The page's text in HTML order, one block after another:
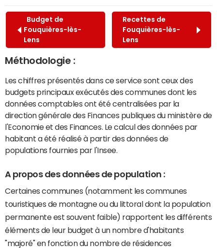
Budget de
Fouquières-lès-
Lens
Recettes de
Fouquières-lès-
Lens
Méthodologie :
Les chiffres présentés dans ce service sont ceux des
budgets principaux exécutés des communes dont les
données comptables ont été centralisées par la
direction générale des Finances publiques du ministère de
l'Economie et des Finances. Le calcul des données par
habitant a été réalisé à partir des données de
populations fournies par l'Insee.
A propos des données de population :
Certaines communes (notamment les communes
touristiques de montagne ou du littoral dont la population
permanente est souvent faible) rapportent les différents
éléments de leur budget à un nombre d'habitants
"majoré" en fonction du nombre de résidences